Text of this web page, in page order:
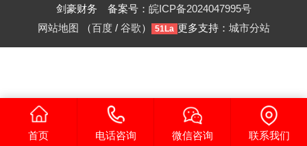
剑豪财务 备案号： 皖ICP备2024047995号
网站地图 （百度/ 谷歌） 51La 更多支持： 城市分站
首页 电话咨询 微信咨询 联系我们